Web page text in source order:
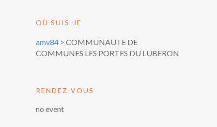
OÙ SUIS-JE
amv84 > COMMUNAUTE DE
COMMUNES LES PORTES DU LUBERON
RENDEZ-VOUS
no event